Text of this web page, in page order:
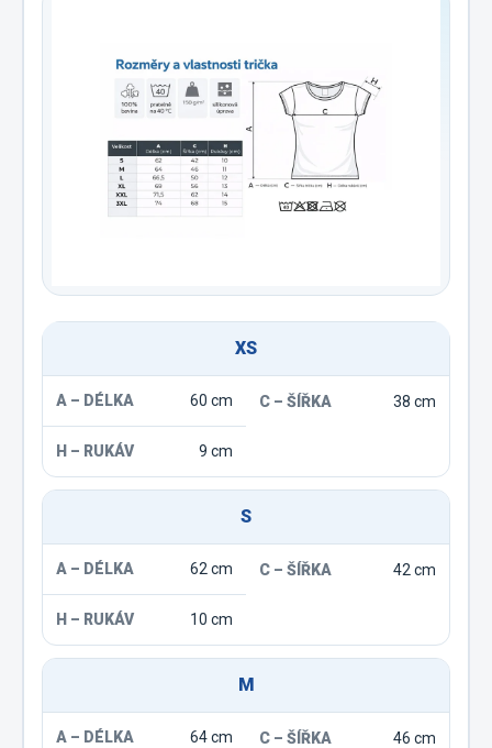
XS
60 cm 38 cm
9 cm
S
62 cm 42 cm
10 cm
M
64 cm 46 cm